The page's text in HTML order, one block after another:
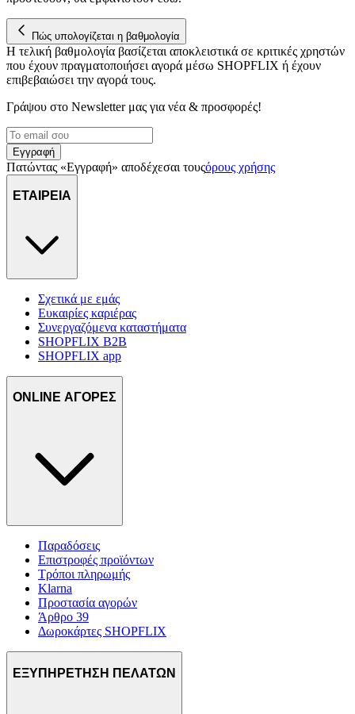
Πώς υπολογίζεται η βαθμολογία
Η τελική βαθμολογία βασίζεται αποκλειστικά σε κριτικές χρηστών
που έχουν πραγματοποιήσει αγορά μέσω SHOPFLIX ή έχουν
επιβεβαιώσει την αγορά τους.
Γράψου στο Νewsletter μας για νέα & προσφορές!
Εγγραφή
Πατώντας «Εγγραφή» αποδέχεσαι τουςόρους χρήσης
ΕΤΑΙΡΕΙΑ
Σχετικά με εμάς
Ευκαιρίες καριέρας
Συνεργαζόμενα καταστήματα
SHOPFLIX B2B
SHOPFLIX app
ONLINE ΑΓΟΡΕΣ
Παραδόσεις
Επιστροφές προϊόντων
Τρόποι πληρωμής
Klarna
Προστασία αγορών
Άρθρο 39
Δωροκάρτες SHOPFLIX
ΕΞΥΠΗΡΕΤΗΣΗ ΠΕΛΑΤΩΝ